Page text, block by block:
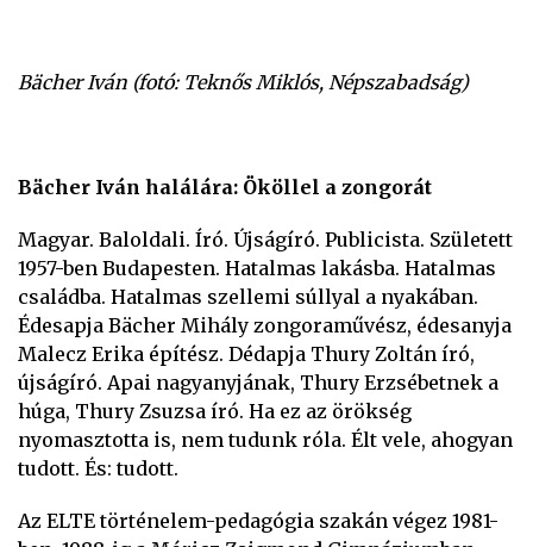
Bächer Iván (fotó: Teknős Miklós, Népszabadság)
Bächer Iván halálára: Ököllel a zongorát
Magyar. Baloldali. Író. Újságíró. Publicista. Született
1957-ben Budapesten. Hatalmas lakásba. Hatalmas
családba. Hatalmas szellemi súllyal a nyakában.
Édesapja Bächer Mihály zongoraművész, édesanyja
Malecz Erika építész. Dédapja Thury Zoltán író,
újságíró. Apai nagyanyjának, Thury Erzsébetnek a
húga, Thury Zsuzsa író. Ha ez az örökség
nyomasztotta is, nem tudunk róla. Élt vele, ahogyan
tudott. És: tudott.
Az ELTE történelem-pedagógia szakán végez 1981-